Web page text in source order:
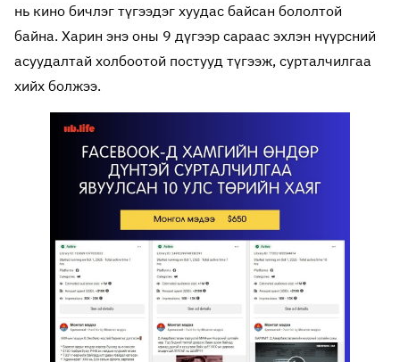
нь кино бичлэг түгээдэг хуудас байсан бололтой
байна. Харин энэ оны 9 дүгээр сараас эхлэн нүүрсний
асуудалтай холбоотой постууд түгээж, сурталчилгаа
хийх болжээ.